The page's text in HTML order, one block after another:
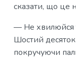
сказати, що це
— Не хвилюйся
Шостий десяток
покручуючи